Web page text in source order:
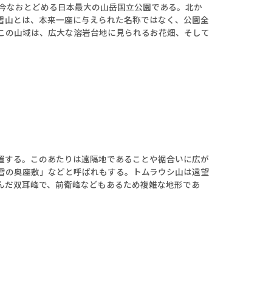
おとどめる日本最大の山岳国立公園である。北か
とは、本来一座に与えられた名称ではなく、公園全
山域は、広大な溶岩台地に見られるお花畑、そして
る。このあたりは遠隔地であることや裾合いに広が
奥座敷」などと呼ばれもする。トムラウシ山は遠望
双耳峰で、前衛峰などもあるため複雑な地形であ